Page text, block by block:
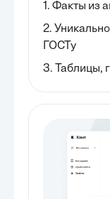
1. Факты из
2.
ГОСТу
3. Таблицы,